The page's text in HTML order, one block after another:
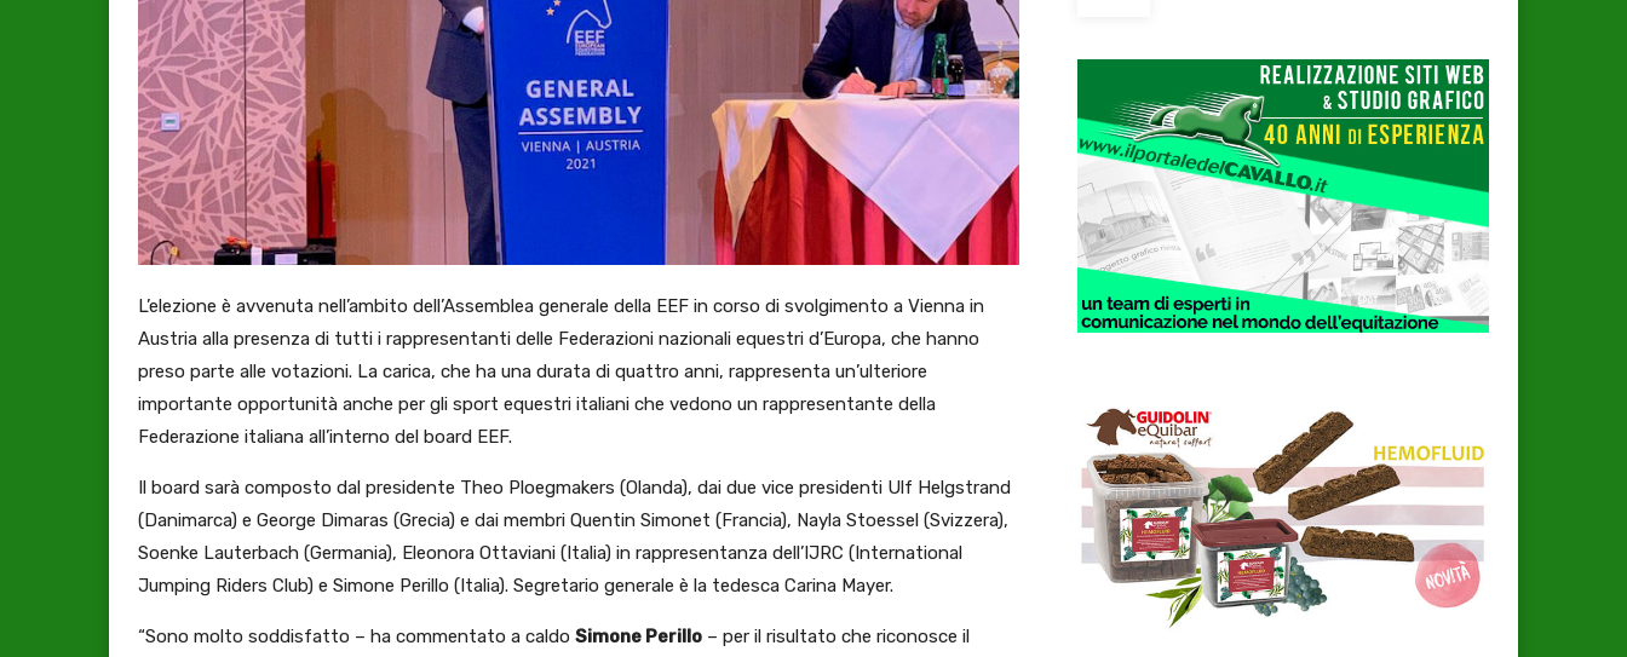
L’elezione è avvenuta nell’ambito dell’Assemblea generale della EEF in corso di svolgimento a Vienna in
Austria alla presenza di tutti i rappresentanti delle Federazioni nazionali equestri d’Europa, che hanno
preso parte alle votazioni. La carica, che ha una durata di quattro anni, rappresenta un’ulteriore
importante opportunità anche per gli sport equestri italiani che vedono un rappresentante della
Federazione italiana all’interno del board EEF.
Il board sarà composto dal presidente Theo Ploegmakers (Olanda), dai due vice presidenti Ulf Helgstrand
(Danimarca) e George Dimaras (Grecia) e dai membri Quentin Simonet (Francia), Nayla Stoessel (Svizzera),
Soenke Lauterbach (Germania), Eleonora Ottaviani (Italia) in rappresentanza dell’IJRC (International
Jumping Riders Club) e Simone Perillo (Italia). Segretario generale è la tedesca Carina Mayer.
“Sono molto soddisfatto – ha commentato a caldo Simone Perillo – per il risultato che riconosce il